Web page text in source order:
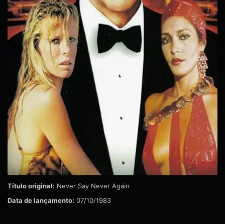
Título original: Never Say Never Again
Data de lançamento: 07/10/1983